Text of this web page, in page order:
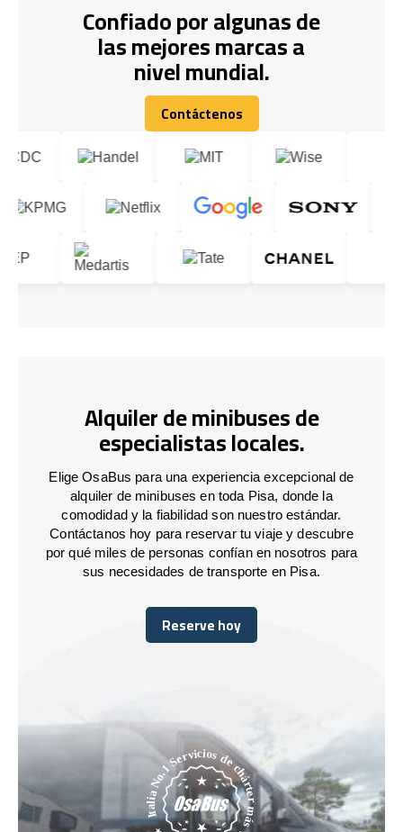
Confiado por algunas de
las mejores marcas a
nivel mundial.
Contáctenos
Contáctenos
Alquiler de minibuses de
especialistas locales.
Elige OsaBus para una experiencia excepcional de
alquiler de minibuses en toda Pisa, donde la
comodidad y la fiabilidad son nuestro estándar.
Contáctanos hoy para reservar tu viaje y descubre
por qué miles de personas confían en nosotros para
sus necesidades de transporte en Pisa.
Reserve hoy
Reserve hoy